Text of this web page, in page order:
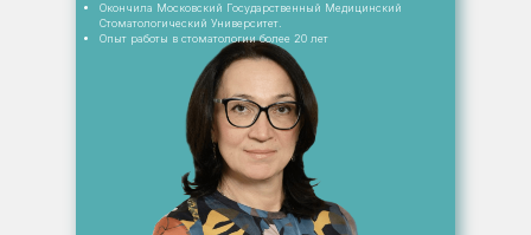
Окончила Московский Государственный Медицинский
Стоматологический Университет.
Опыт работы в стоматологии более 20 лет